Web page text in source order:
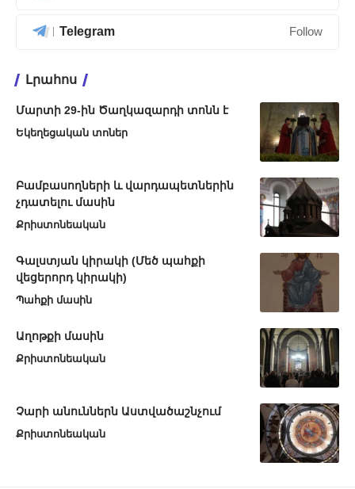
Telegram Follow
Լրահոս
Մարտի 29-ին Ծաղկազարդի տոնն է
Եկեղեցական տոներ
Բամբասողների և վարդապետներին
չդատելու մասին
Քրիստոնեական
Գալստյան կիրակի (Մեծ պահքի
վեցերորդ կիրակի)
Պահքի մասին
Աղոթքի մասին
Քրիստոնեական
Չարի անուններն Աստվածաշնչում
Քրիստոնեական